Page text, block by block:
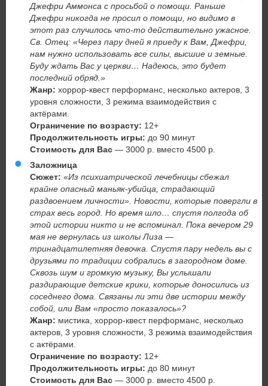
Джефри Аммонса с просьбой о помощи. Раньше
Джефри никогда не просил о помощи, но видимо в
этот раз случилось что-то действительно ужасное.
Св. Отец: «Через пару дней я приеду к Вам, Джефри,
нам нужно использовать все силы, высшие и земные.
Буду ждать Вас у церкви… Надеюсь, это будет
последний обряд.»
Жанр: хоррор-квест перформанс, несколько актеров, 3
уровня сложности, 3 режима взаимодействия с
актёрами.
Ограничение по возрасту: 12+
Продолжительность игры: до 90 минут
Стоимость для Вас — 3000 р. вместо 4500 р.
Заложница
Сюжет: «Из психиатрической лечебницы сбежал
крайне опасный маньяк-убийца, страдающий
раздвоением личности». Новости, которые повергли в
страх весь город. Но время шло… спустя полгода об
этой истории никто и не вспоминал. Пока вечером 29
мая не вернулась из школы Лиза —
тринадцатилетняя девочка. Спустя пару недель вы с
друзьями по традиции собрались в загородном доме.
Сквозь шум и громкую музыку, Вы услышали
раздирающие детские крики, которые доносились из
соседнего дома. Связаны ли эти две истории между
собой, или Вам «просто показалось»?
Жанр: мистика, хоррор-квест перформанс, несколько
актеров, 3 уровня сложности, 3 режима взаимодействия
с актёрами.
Ограничение по возрасту: 12+
Продолжительность игры: до 80 минут
Стоимость для Вас — 3000 р. вместо 4500 р.